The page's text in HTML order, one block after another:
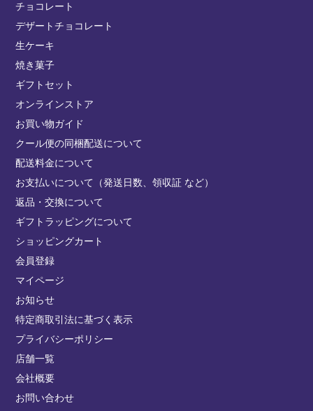
チョコレート
デザートチョコレート
生ケーキ
焼き菓子
ギフトセット
オンラインストア
お買い物ガイド
クール便の同梱配送について
配送料金について
お支払いについて（発送日数、領収証 など）
返品・交換について
ギフトラッピングについて
ショッピングカート
会員登録
マイページ
お知らせ
特定商取引法に基づく表示
プライバシーポリシー
店舗一覧
会社概要
お問い合わせ